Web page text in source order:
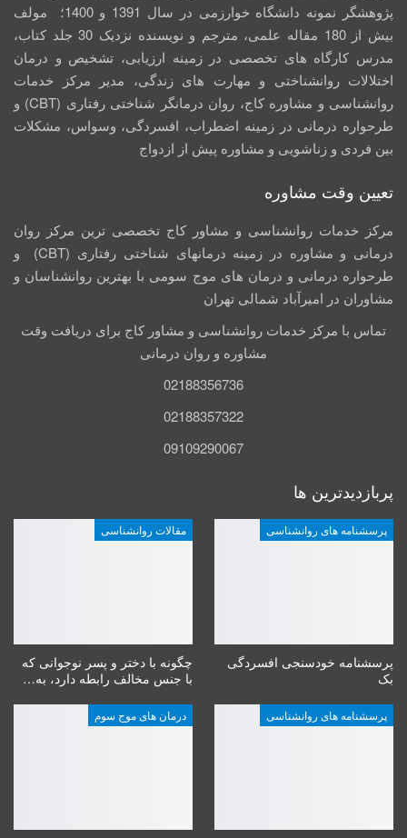
پژوهشگر نمونه دانشگاه خوارزمی در سال 1391 و 1400؛ مولف
بیش از 180 مقاله علمی، مترجم و نویسنده نزدیک 30 جلد کتاب،
مدرس کارگاه­ های تخصصی در زمینه ارزیابی، تشخیص و درمان
اختلالات روانشناختی و مهارت های زندگی، مدیر مرکز خدمات
روانشناسی و مشاوره کاج، روان­ درمانگر شناختی رفتاری (CBT) و
طرحواره درمانی در زمینه اضطراب، افسردگی، وسواس، مشکلات
بین فردی و زناشویی و مشاوره پیش از ازدواج
تعیین وقت مشاوره
مرکز خدمات روانشناسی و مشاور کاج تخصصی‏ ترین مرکز روان
درمانی و مشاوره در زمینه درمان‏های شناختی رفتاری (CBT) و
طرحواره درمانی و درمان های موج سومی با بهترین روانشناسان و
مشاوران در امیرآباد شمالی تهران
تماس با مرکز خدمات روانشناسی و مشاور کاج برای دریافت وقت
مشاوره و روان درمانی
02188356736
02188357322
09109290067
پربازدیدترین ها
پرسشنامه های روانشناسی
پرسشنامه خودسنجی افسردگی
بک
مقالات روانشناسی
چگونه با دختر و پسر نوجوانی که
با جنس مخالف رابطه دارد، به…
پرسشنامه های روانشناسی درمان های موج سوم